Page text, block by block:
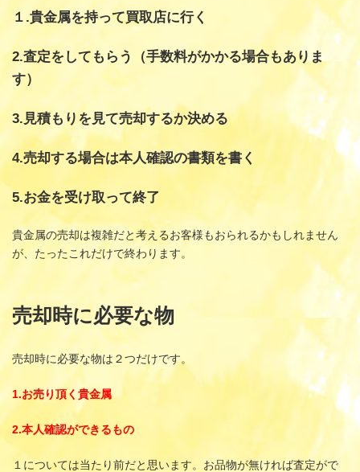
１.貴金属を持って買取店に行く
2.査定をしてもらう（手数料がかかる場合もありま
す）
3.見積もりを見て売却するか決める
4.売却する場合は本人確認の書類を書く
5.お金を受け取って終了
貴金属の売却は複雑だと考えるお客様もおられるかもしれません
が、たったこれだけで終わります。
売却時に必要な物
売却時に必要な物は２つだけです。
1.お売り頂く貴金属
2.本人確認ができるもの
１については当たり前だと思います。お品物が無ければ査定がで